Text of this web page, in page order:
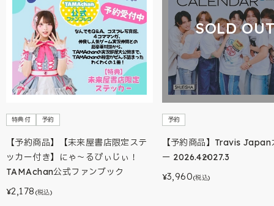
特典付 予約
【予約商品】【未来屋書店限定ステ
ッカー付き】にゃ～るぴぃじぃ！
TAMAchan公式ファンブック
¥2,178 (税込)
SOLD
予約
【予約商品】Travis Japan
ー 2026.4→2027.3
¥3,960(税込)